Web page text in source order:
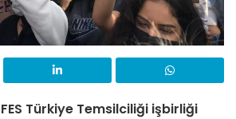
Türkiye Temsilciliği işbirliği